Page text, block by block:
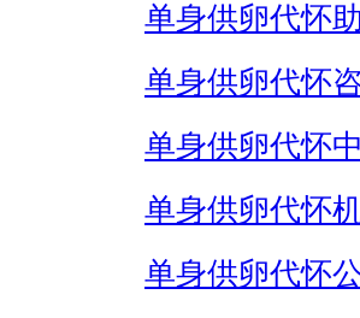
单身供卵代怀
单身供卵代怀
单身供卵代怀
单身供卵代怀
单身供卵代怀